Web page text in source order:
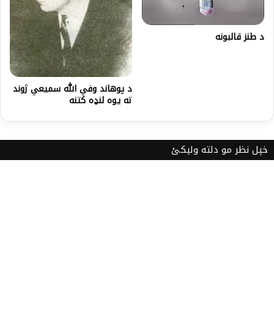
د طنز قالبونه
د پوهاند وفي الله سمیعي ژوند
ته یوه لنډه کتنه
خپل نظر مو دلته ولیکئ